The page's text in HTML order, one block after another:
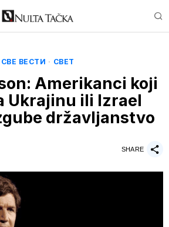
СВЕ ВЕСТИ · СВЕТ
Amerikanci koji
Ukrajinu ili Izrael
državljanstvo
SHARE